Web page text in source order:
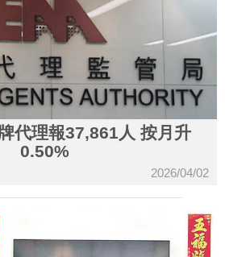
代理報37,861人 按月升
0.50%
2026/04/02